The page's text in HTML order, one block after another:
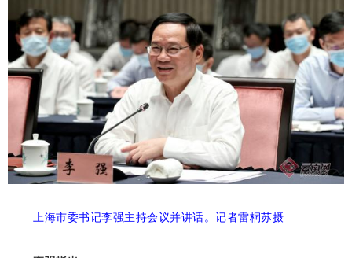
上海市委书记李强主持会议并讲话。记者雷桐苏摄